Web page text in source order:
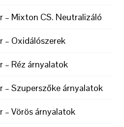
– Mixton CS. Neutralizáló
– Oxidálószerek
– Réz árnyalatok
– Szuperszőke árnyalatok
– Vörös árnyalatok